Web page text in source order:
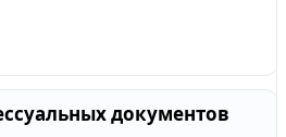
документов